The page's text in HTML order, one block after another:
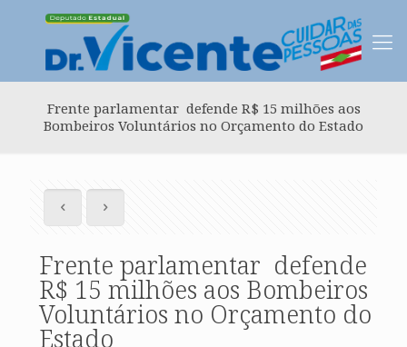
Frente parlamentar defende R$ 15 milhões aos
Bombeiros Voluntários no Orçamento do Estado
Frente parlamentar defende
R$ 15 milhões aos Bombeiros
Voluntários no Orçamento do
Estado